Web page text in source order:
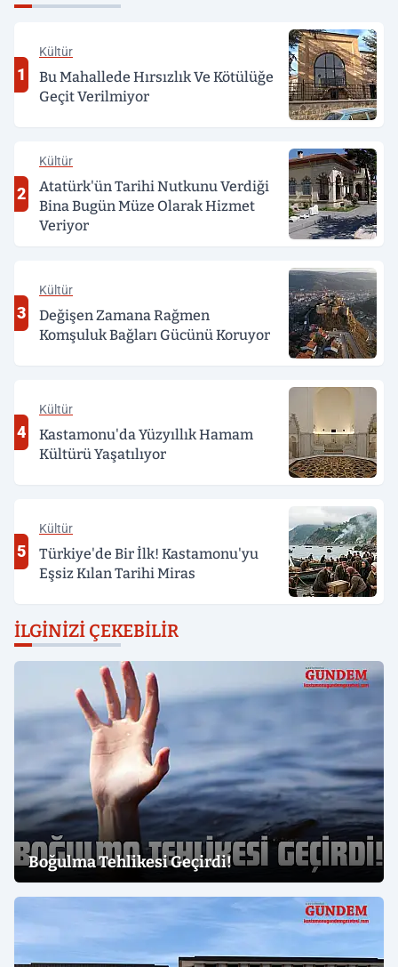
1
Kültür
Bu Mahallede Hırsızlık Ve Kötülüğe
Geçit Verilmiyor
2
Kültür
Atatürk'ün Tarihi Nutkunu Verdiği
Bina Bugün Müze Olarak Hizmet
Veriyor
3
Kültür
Değişen Zamana Rağmen
Komşuluk Bağları Gücünü Koruyor
4
Kültür
Kastamonu'da Yüzyıllık Hamam
Kültürü Yaşatılıyor
5
Kültür
Türkiye'de Bir İlk! Kastamonu'yu
Eşsiz Kılan Tarihi Miras
İLGINIZI ÇEKEBILIR
Boğulma Tehlikesi Geçirdi!